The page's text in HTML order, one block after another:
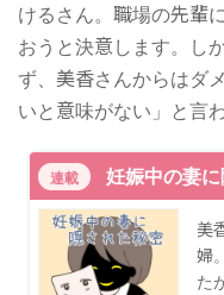
けるさん。職場の先輩
おうと決意します。し
ず、美香さんからはダ
いと意味がない」と言
連載 妊娠中の妻
美
婦
た